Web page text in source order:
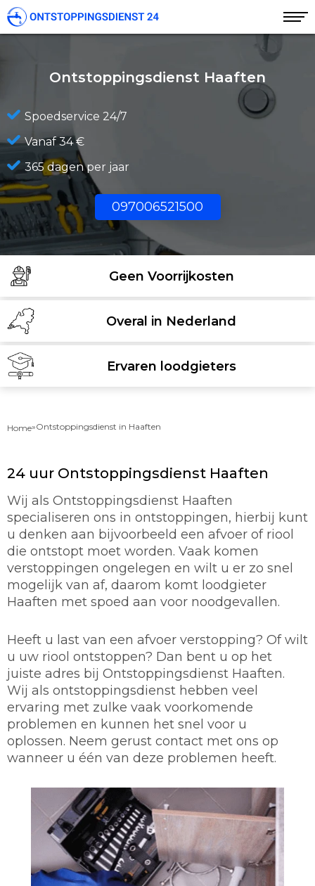
Ontstoppingsdienst Haaften
Spoedservice 24/7
Vanaf 34 €
365 dagen per jaar
097006521500
Geen Voorrijkosten
Overal in Nederland
Ervaren loodgieters
Home»Ontstoppingsdienst in Haaften
24 uur Ontstoppingsdienst Haaften
Wij als Ontstoppingsdienst Haaften
specialiseren ons in ontstoppingen, hierbij kunt
u denken aan bijvoorbeeld een afvoer of riool
die ontstopt moet worden. Vaak komen
verstoppingen ongelegen en wilt u er zo snel
mogelijk van af, daarom komt loodgieter
Haaften met spoed aan voor noodgevallen.
Heeft u last van een afvoer verstopping? Of wilt
u uw riool ontstoppen? Dan bent u op het
juiste adres bij Ontstoppingsdienst Haaften.
Wij als ontstoppingsdienst hebben veel
ervaring met zulke vaak voorkomende
problemen en kunnen het snel voor u
oplossen. Neem gerust contact met ons op
wanneer u één van deze problemen heeft.